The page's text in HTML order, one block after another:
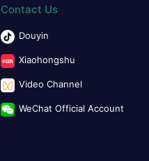
Contact Us
Douyin
Xiaohongshu
Video Channel
WeChat Official Account